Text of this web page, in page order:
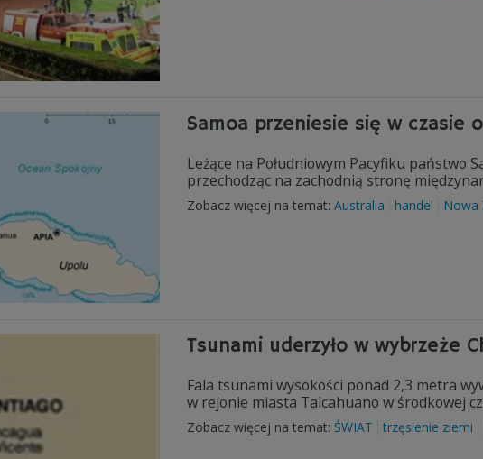
Samoa przeniesie się w czasie
Leżące na Południowym Pacyfiku państwo
przechodząc na zachodnią stronę
Zobacz więcej na temat: Australia handel Nowa
Tsunami uderzyło w wybrzeże
Fala tsunami wysokości ponad 2,3 metra
w rejonie miasta Talcahuano w środkowej
Zobacz więcej na temat: ŚWIAT trzęsienie ziemi